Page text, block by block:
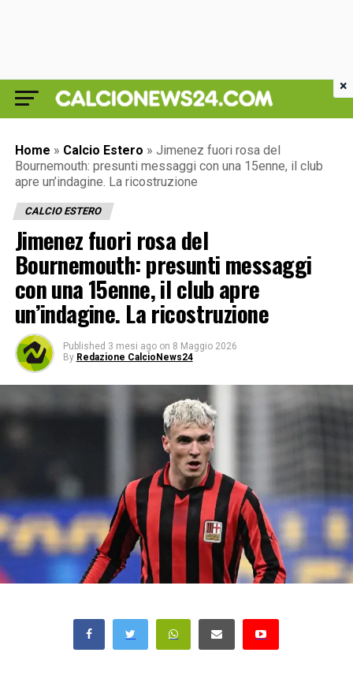
Home » Calcio Estero » Jimenez fuori rosa del
Bournemouth: presunti messaggi con una 15enne, il club
apre un’indagine. La ricostruzione
CALCIO ESTERO
Jimenez fuori rosa del
Bournemouth: presunti messaggi
con una 15enne, il club apre
un’indagine. La ricostruzione
Published 3 mesi ago on 8 Maggio 2026
By Redazione CalcioNews24
×